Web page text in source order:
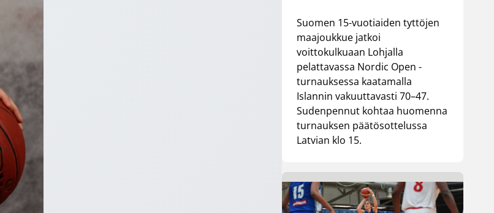
Suomen 15-vuotiaiden tyttöjen
maajoukkue jatkoi
voittokulkuaan Lohjalla
pelattavassa Nordic Open -
turnauksessa kaatamalla
Islannin vakuuttavasti 70–47.
Sudenpennut kohtaa huomenna
turnauksen päätösottelussa
Latvian klo 15.